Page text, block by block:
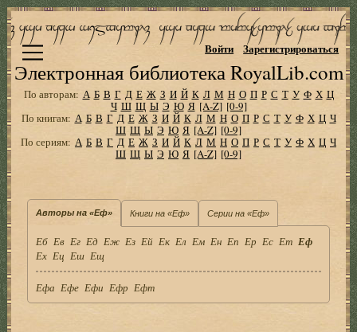
Электронная библиотека RoyalLib.com
Войти Зарегистрироваться
По авторам: А Б В Г Д Е Ж З И Й К Л М Н О П Р С Т У Ф Х Ц
Ч Ш Щ Ы Э Ю Я [A-Z] [0-9]
По книгам: А Б В Г Д Е Ж З И Й К Л М Н О П Р С Т У Ф Х Ц Ч
Ш Щ Ы Э Ю Я [A-Z] [0-9]
По сериям: А Б В Г Д Е Ж З И Й К Л М Н О П Р С Т У Ф Х Ц Ч
Ш Щ Ы Э Ю Я [A-Z] [0-9]
Авторы на «Еф» Книги на «Еф» Серии на «Еф»
Еб Ев Ег Ед Еж Ез Ей Ек Ел Ем Ен Еп Ер Ес Ет Еф
Ех Ец Еш Ещ
Ефа Ефе Ефи Ефр Ефт